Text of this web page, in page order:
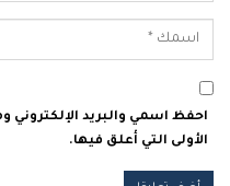
احفظ اسمي والبريد الإلكتروني
الأولى التي أعلق فيها.